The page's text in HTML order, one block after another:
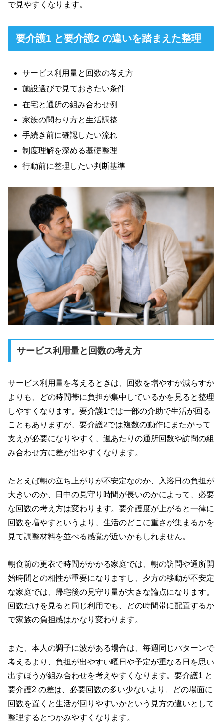
で見やすくなります。
要介護1 と要介護2 の違いを踏まえた整理
サービス利用量と回数の考え方
施設選びで見ておきたい条件
在宅と通所の組み合わせ例
家族の関わり方と生活調整
手続き前に確認したい流れ
制度理解を深める基礎整理
行動前に整理したい判断基準
サービス利用量と回数の考え方
サービス利用量を考えるときは、回数を増やすか減らすか
よりも、どの時間帯に負担が集中しているかを見ると整理
しやすくなります。要介護1では一部の介助で生活が回る
こともありますが、要介護2では複数の動作にまたがって
支えが必要になりやすく、週あたりの通所回数や訪問の組
み合わせ方に差が出やすくなります。
たとえば朝の立ち上がりが不安定なのか、入浴日の負担が
大きいのか、日中の見守り時間が長いのかによって、必要
な回数の考え方は変わります。要介護度が上がると一律に
回数を増やすというより、生活のどこに重さが集まるかを
見て調整材料を並べる感覚が近いかもしれません。
朝食前の更衣で時間がかかる家庭では、朝の訪問や通所開
始時間との相性が重要になりますし、夕方の移動が不安定
な家庭では、帰宅後の見守り量が大きな論点になります。
回数だけを見ると同じ利用でも、どの時間帯に配置するか
で家族の負担感はかなり変わります。
また、本人の調子に波がある場合は、毎週同じパターンで
考えるより、負担が出やすい曜日や予定が重なる日を思い
出すほうが組み合わせを考えやすくなります。要介護1 と
要介護2 の差は、必要回数の多い少ないより、どの場面に
回数を置くと生活が回りやすいかという見方の違いとして
整理するとつかみやすくなります。